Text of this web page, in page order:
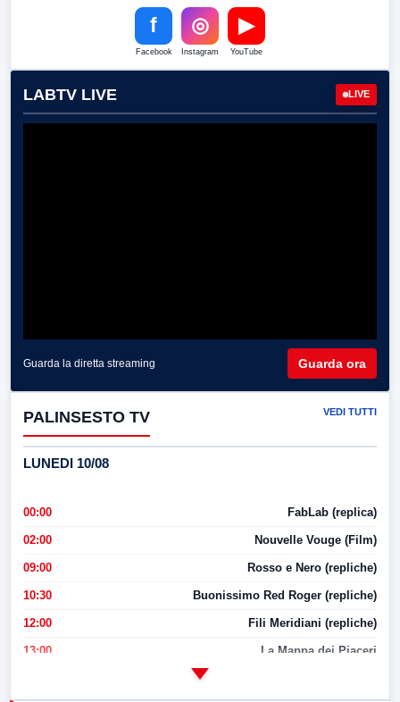
f
Facebook
◎
Instagram
▶
YouTube
LABTV LIVE LIVE
Guarda la diretta streaming Guarda ora
PALINSESTO TV VEDI TUTTI
LUNEDI 10/08
00:00 FabLab (replica)
02:00 Nouvelle Vouge (Film)
09:00 Rosso e Nero (repliche)
10:30 Buonissimo Red Roger (repliche)
12:00 Fili Meridiani (repliche)
13:00 La Mappa dei Piaceri